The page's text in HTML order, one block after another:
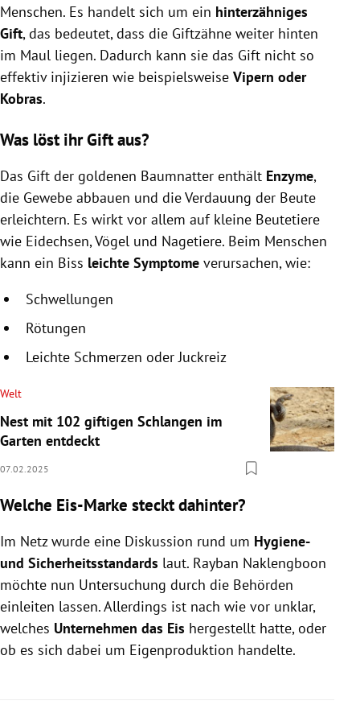
Menschen. Es handelt sich um ein hinterzähniges
Gift, das bedeutet, dass die Giftzähne weiter hinten
im Maul liegen. Dadurch kann sie das Gift nicht so
effektiv injizieren wie beispielsweise Vipern oder
Kobras.
Was löst ihr Gift aus?
Das Gift der goldenen Baumnatter enthält Enzyme,
die Gewebe abbauen und die Verdauung der Beute
erleichtern. Es wirkt vor allem auf kleine Beutetiere
wie Eidechsen, Vögel und Nagetiere. Beim Menschen
kann ein Biss leichte Symptome verursachen, wie:
Schwellungen
Rötungen
Leichte Schmerzen oder Juckreiz
Welt
Nest mit 102 giftigen Schlangen im
Garten entdeckt
07.02.2025
Welche Eis-Marke steckt dahinter?
Im Netz wurde eine Diskussion rund um Hygiene-
und Sicherheitsstandards laut. Rayban Naklengboon
möchte nun Untersuchung durch die Behörden
einleiten lassen. Allerdings ist nach wie vor unklar,
welches Unternehmen das Eis hergestellt hatte, oder
ob es sich dabei um Eigenproduktion handelte.